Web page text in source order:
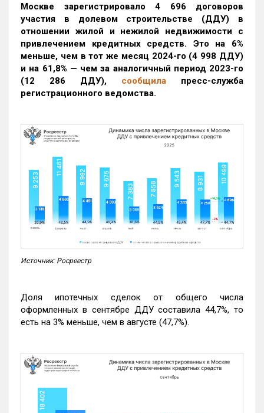
Москве зарегистрировало 4 696 договоров
участия в долевом строительстве (ДДУ) в
отношении жилой и нежилой недвижимости с
привлечением кредитных средств. Это на 6%
меньше, чем в тот же месяц 2024-го (4 998 ДДУ)
и на 61,8% — чем за аналогичный период 2023-го
(12 286 ДДУ), сообщила пресс-служба
регистрационного ведомства.
Источник: Росреестр
Доля ипотечных сделок от общего числа
оформленных в сентябре ДДУ составила 44,7%, то
есть на 3% меньше, чем в августе (47,7%).